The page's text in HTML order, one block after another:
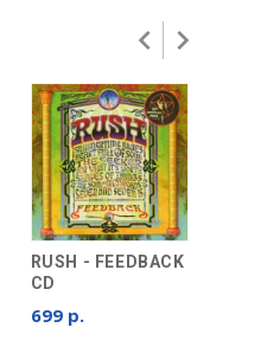
RUSH - FEEDBACK
CD
699 р.